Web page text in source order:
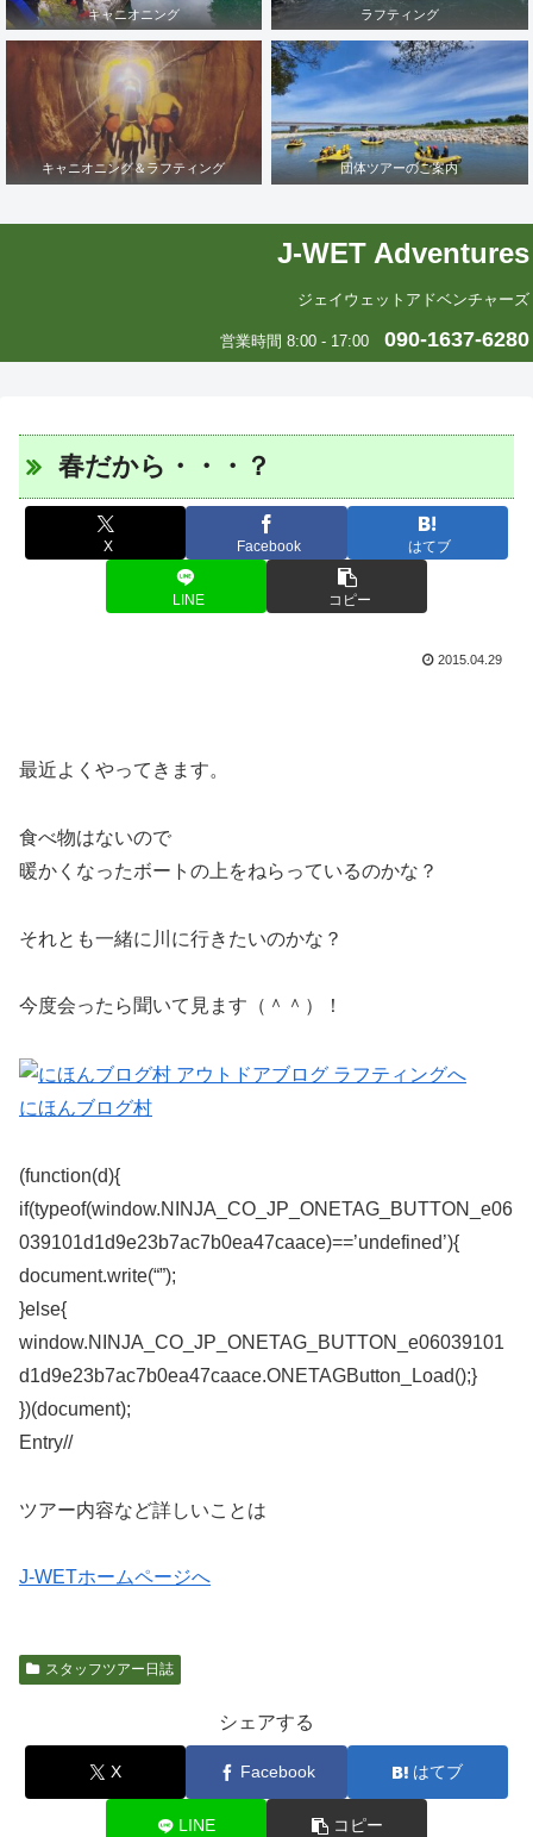
キャニオニング ラフティング
キャニオニング＆ラフティング 団体ツアーのご案内
J-WET Adventures
ジェイウェットアドベンチャーズ
営業時間 8:00 - 17:00 090-1637-6280
春だから・・・？
X Facebook はてブ
LINE コピー
2015.04.29
最近よくやってきます。
食べ物はないので
暖かくなったボートの上をねらっているのかな？
それとも一緒に川に行きたいのかな？
今度会ったら聞いて見ます（＾＾）！
にほんブログ村
(function(d){
if(typeof(window.NINJA_CO_JP_ONETAG_BUTTON_e06
039101d1d9e23b7ac7b0ea47caace)==’undefined’){
document.write(“”);
}else{
window.NINJA_CO_JP_ONETAG_BUTTON_e06039101
d1d9e23b7ac7b0ea47caace.ONETAGButton_Load();}
})(document);
Entry//
ツアー内容など詳しいことは
J-WETホームページへ
スタッフツアー日誌
シェアする
X Facebook はてブ
LINE コピー